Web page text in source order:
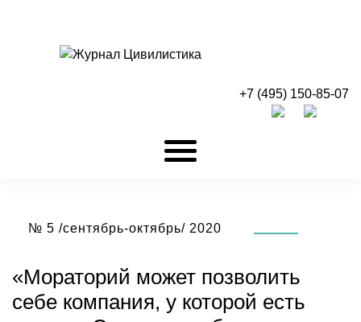
+7 (495) 150-85-07
№ 5 /сентябрь-октябрь/ 2020
«Мораторий может позволить
себе компания, у которой есть